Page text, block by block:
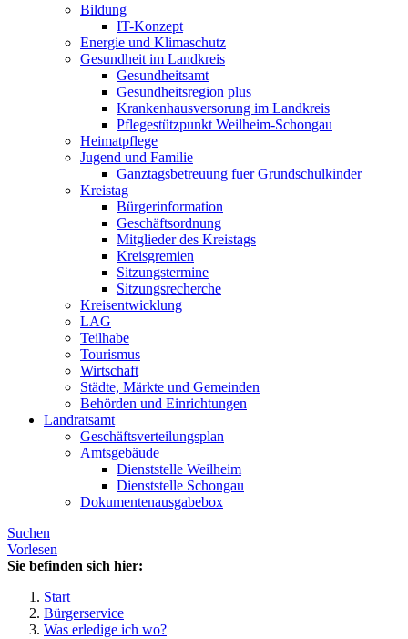
Bildung
IT-Konzept
Energie und Klimaschutz
Gesundheit im Landkreis
Gesundheitsamt
Gesundheitsregion plus
Krankenhausversorung im Landkreis
Pflegestützpunkt Weilheim-Schongau
Heimatpflege
Jugend und Familie
Ganztagsbetreuung fuer Grundschulkinder
Kreistag
Bürgerinformation
Geschäftsordnung
Mitglieder des Kreistags
Kreisgremien
Sitzungstermine
Sitzungsrecherche
Kreisentwicklung
LAG
Teilhabe
Tourismus
Wirtschaft
Städte, Märkte und Gemeinden
Behörden und Einrichtungen
Landratsamt
Geschäftsverteilungsplan
Amtsgebäude
Dienststelle Weilheim
Dienststelle Schongau
Dokumentenausgabebox
Suchen
Vorlesen
Sie befinden sich hier:
Start
Bürgerservice
Was erledige ich wo?